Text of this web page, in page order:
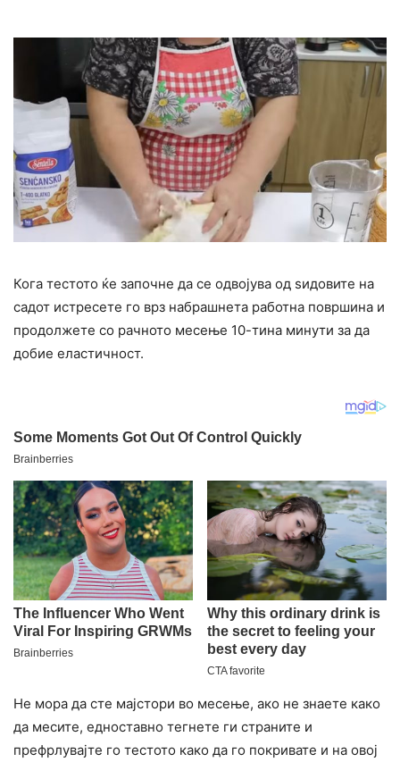
Кога тестото ќе започне да се одвојува од ѕидовите на
садот истресете го врз набрашнета работна површина и
продолжете со рачното месење 10-тина минути за да
добие еластичност.
Не мора да сте мајстори во месење, ако не знаете како
да месите, едноставно тегнете ги страните и
префрлувајте го тестото како да го покривате и на овој